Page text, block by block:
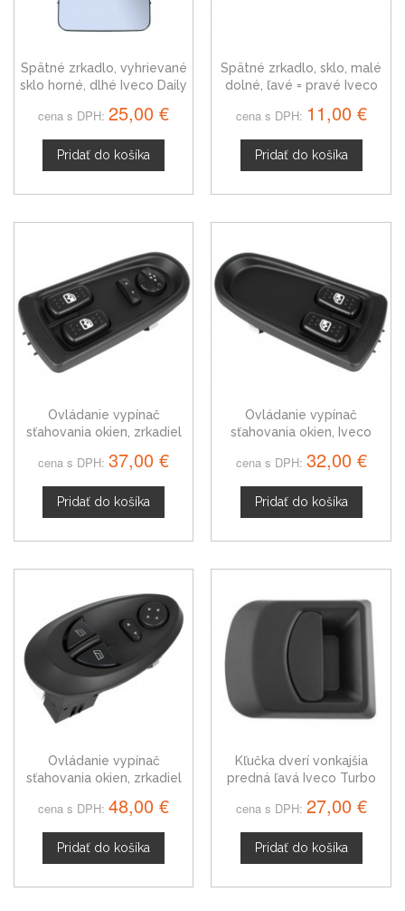
Spätné zrkadlo, vyhrievané
sklo horné, dlhé Iveco Daily
cena s DPH: 25,00 €
Pridať do košíka
Spätné zrkadlo, sklo, malé
dolné, ľavé = pravé Iveco
cena s DPH: 11,00 €
Pridať do košíka
Ovládanie vypínač
sťahovania okien, zrkadiel
cena s DPH: 37,00 €
Pridať do košíka
Ovládanie vypínač
sťahovania okien, Iveco
cena s DPH: 32,00 €
Pridať do košíka
Ovládanie vypínač
sťahovania okien, zrkadiel
cena s DPH: 48,00 €
Pridať do košíka
Kľučka dverí vonkajšia
predná ľavá Iveco Turbo
cena s DPH: 27,00 €
Pridať do košíka